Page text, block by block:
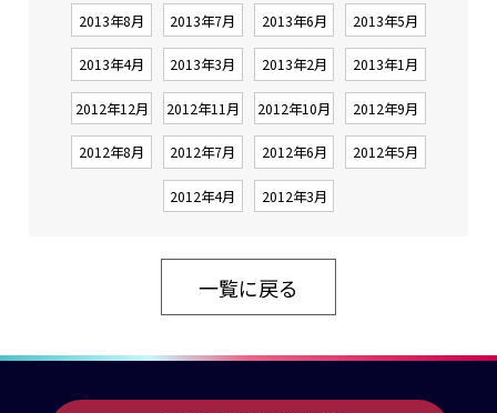
2013年8月 2013年7月 2013年6月 2013年5月
2013年4月 2013年3月 2013年2月 2013年1月
2012年12月 2012年11月 2012年10月 2012年9月
2012年8月 2012年7月 2012年6月 2012年5月
2012年4月 2012年3月
一覧に戻る